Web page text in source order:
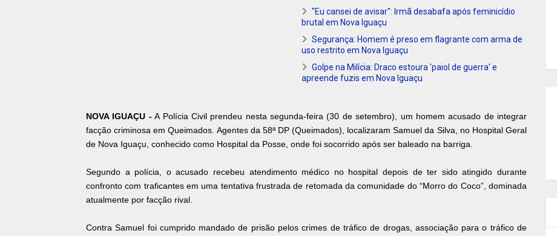
"Eu cansei de avisar": Irmã desabafa após feminicídio
brutal em Nova Iguaçu
Segurança: Homem é preso em flagrante com arma de
uso restrito em Nova Iguaçu
Golpe na Milícia: Draco estoura 'paiol de guerra' e
apreende fuzis em Nova Iguaçu
NOVA IGUAÇU -A Polícia Civil prendeu nesta segunda-feira (30 de setembro), um homem acusado de integrar
facção criminosa em Queimados. Agentes da 58ª DP (Queimados), localizaram Samuel da Silva, no Hospital Geral
de Nova Iguaçu, conhecido como Hospital da Posse, onde foi socorrido após ser baleado na barriga.
Segundo a polícia, o acusado recebeu atendimento médico no hospital depois de ter sido atingido durante
confronto com traficantes em uma tentativa frustrada de retomada da comunidade do “Morro do Coco”, dominada
atualmente por facção rival.
Contra Samuel foi cumprido mandado de prisão pelos crimes de tráfico de drogas, associação para o tráfico de